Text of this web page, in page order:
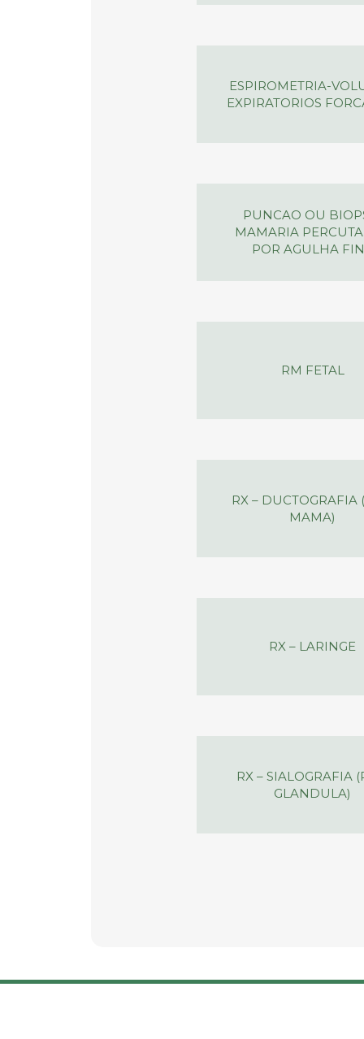
ESPIROMETRIA-
EXPIRATORIOS
PUNCAO OU
MAMARIA
POR AGULHA
RM FETAL
RX – DUCTOGRAFIA
MAMA)
RX – LARINGE
RX – SIALOGRAFIA
GLANDULA)